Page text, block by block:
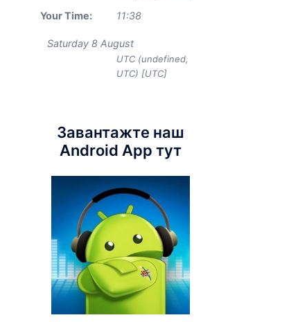
Your Time: 11:38
Saturday 8 August
UTC (undefined,
UTC) [UTC]
Завантажте наш
Android App тут